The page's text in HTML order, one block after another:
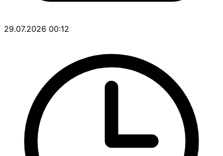
29.07.2026 00:12